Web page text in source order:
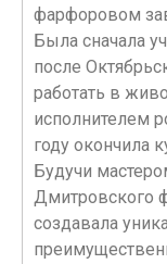
фарфоровом
Была сначала
после
работать в
исполнителем
году окончила
Будучи
Дмитровского
создавала